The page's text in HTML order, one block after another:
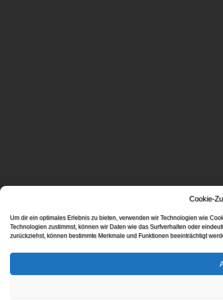
Cookie-
Um dir ein optimales Erlebnis zu bieten, verwenden wir Technologien wie
Technologien zustimmst, können wir Daten wie das Surfverhalten oder
zurückziehst, können bestimmte Merkmale und Funktionen beeinträchtigt